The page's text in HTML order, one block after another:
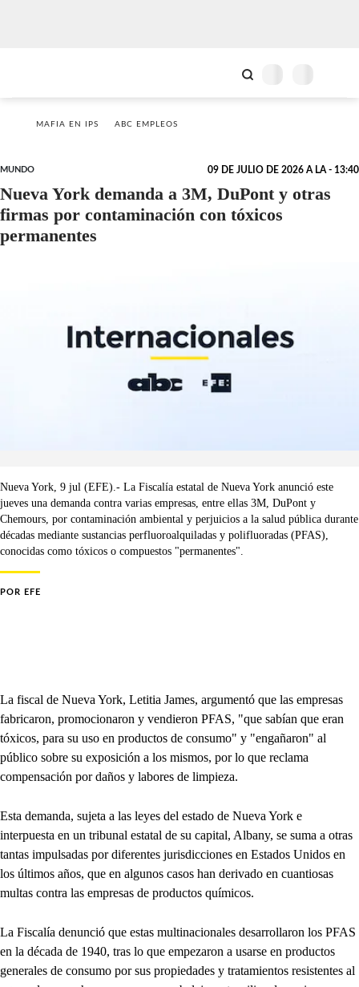
MAFIA EN IPS ABC EMPLEOS
MUNDO 09 DE JULIO DE 2026 A LA - 13:40
Nueva York demanda a 3M, DuPont y otras
firmas por contaminación con tóxicos
permanentes
Nueva York, 9 jul (EFE).- La Fiscalía estatal de Nueva York anunció este
jueves una demanda contra varias empresas, entre ellas 3M, DuPont y
Chemours, por contaminación ambiental y perjuicios a la salud pública durante
décadas mediante sustancias perfluoroalquiladas y polifluoradas (PFAS),
conocidas como tóxicos o compuestos "permanentes".
POR EFE
La fiscal de Nueva York, Letitia James, argumentó que las empresas
fabricaron, promocionaron y vendieron PFAS, "que sabían que eran
tóxicos, para su uso en productos de consumo" y "engañaron" al
público sobre su exposición a los mismos, por lo que reclama
compensación por daños y labores de limpieza.
Esta demanda, sujeta a las leyes del estado de Nueva York e
interpuesta en un tribunal estatal de su capital, Albany, se suma a otras
tantas impulsadas por diferentes jurisdicciones en Estados Unidos en
los últimos años, que en algunos casos han derivado en cuantiosas
multas contra las empresas de productos químicos.
La Fiscalía denunció que estas multinacionales desarrollaron los PFAS
en la década de 1940, tras lo que empezaron a usarse en productos
generales de consumo por sus propiedades y tratamientos resistentes al